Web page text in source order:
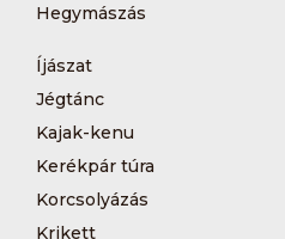
Hegymászás
Íjászat
Jégtánc
Kajak-kenu
Kerékpár túra
Korcsolyázás
Krikett